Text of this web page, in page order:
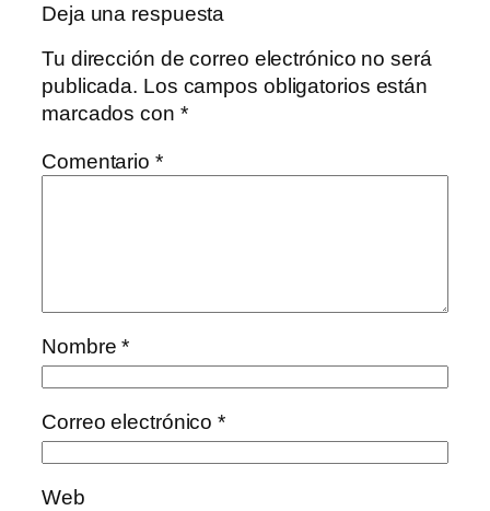
Deja una respuesta
Tu dirección de correo electrónico no será
publicada. Los campos obligatorios están
marcados con *
Comentario *
Nombre*
Correo electrónico*
Web